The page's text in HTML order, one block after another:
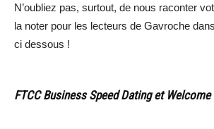
N’oubliez pas, surtout, de nous raconter
la noter pour les lecteurs de Gavroche
ci dessous !
FTCC Business Speed Dating et